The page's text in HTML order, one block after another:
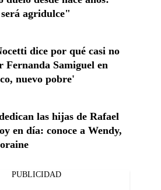
agridulce"
dice por qué casi no
Fernanda Samiguel en
nuevo pobre'
las hijas de Rafael
en día: conoce a Wendy,
PUBLICIDAD